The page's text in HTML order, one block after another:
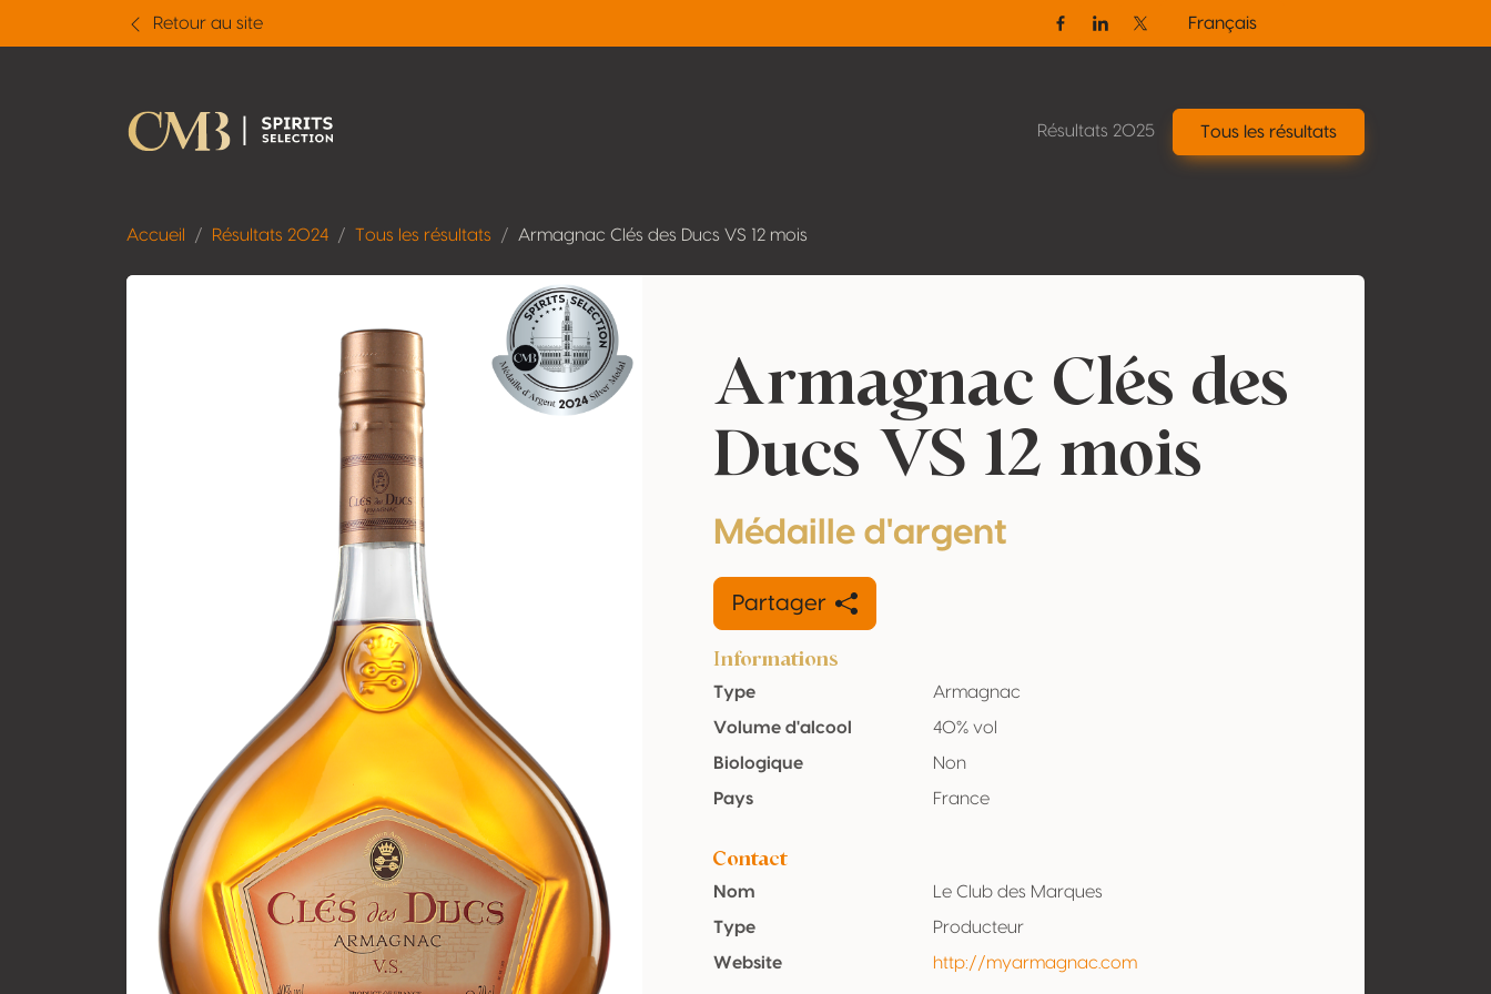
Retour au site
FacebookLinkedinTwitter / X
Français
Résultats 2025 Tous les résultats
Accueil Résultats 2024 Tous les résultats Armagnac Clés des Ducs VS 12 mois
Armagnac Clés des
Ducs VS 12 mois
Médaille d'argent
Partager
Informations
Type
Armagnac
Volume d'alcool
40% vol
Biologique
Non
Pays
France
Contact
Nom
Le Club des Marques
Type
Producteur
Website
http://myarmagnac.com